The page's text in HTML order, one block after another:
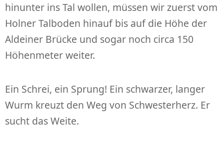
hinunter ins Tal wollen, müssen wir zuerst vom
Holner Talboden hinauf bis auf die Höhe der
Aldeiner Brücke und sogar noch circa 150
Höhenmeter weiter.
Ein Schrei, ein Sprung! Ein schwarzer, langer
Wurm kreuzt den Weg von Schwesterherz. Er
sucht das Weite.